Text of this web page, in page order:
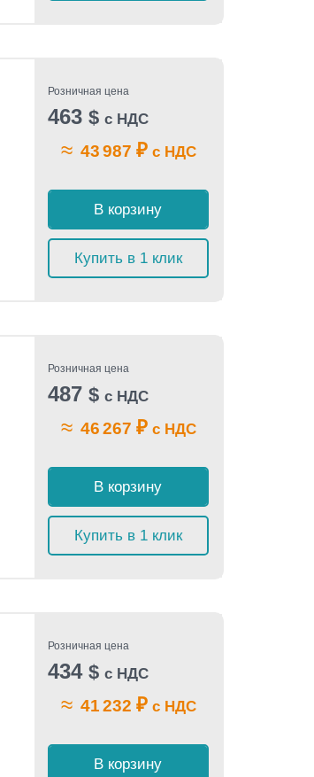
Розничная цена
463 $ с НДС
≈ 43 987 ₽с НДС
В корзину
Купить в 1 клик
Розничная цена
487 $ с НДС
≈ 46 267 ₽с НДС
В корзину
Купить в 1 клик
Розничная цена
434 $ с НДС
≈ 41 232 ₽с НДС
В корзину